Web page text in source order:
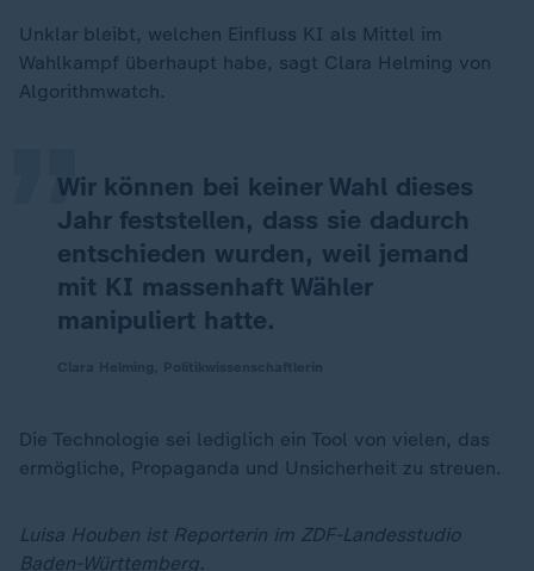
Unklar bleibt, welchen Einfluss KI als Mittel im
Wahlkampf überhaupt habe, sagt Clara Helming von
Algorithmwatch.
Wir können bei keiner Wahl dieses
Jahr feststellen, dass sie dadurch
entschieden wurden, weil jemand
mit KI massenhaft Wähler
manipuliert hatte.
„
Die Technologie sei lediglich ein Tool von vielen, das
ermögliche, Propaganda und Unsicherheit zu streuen.
Luisa Houben ist Reporterin im ZDF-Landesstudio
Baden-Württemberg.